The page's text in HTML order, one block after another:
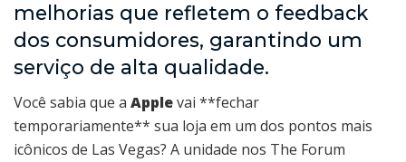
melhorias que refletem o feedback
dos consumidores, garantindo um
serviço de alta qualidade.
Você sabia que a Applevai **fechar
temporariamente** sua loja em um dos pontos mais
icônicos de Las Vegas? A unidade nos The Forum